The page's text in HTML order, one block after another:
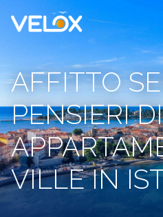
AFFITTO
PENSIERI DI
VILLE IN